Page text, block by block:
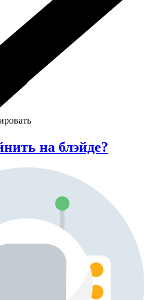
на блэйде?